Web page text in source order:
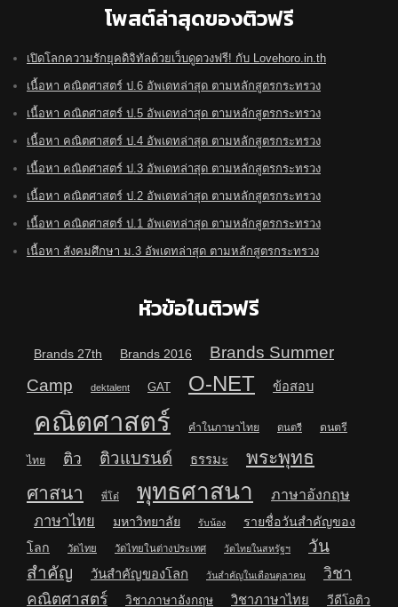
โพสต์ล่าสุดของติวฟรี
เปิดโลกความรักยุคดิจิทัลด้วยเว็บดูดวงฟรี! กับ Lovehoro.in.th
เนื้อหา คณิตศาสตร์ ป.6 อัพเดทล่าสุด ตามหลักสูตรกระทรวง
เนื้อหา คณิตศาสตร์ ป.5 อัพเดทล่าสุด ตามหลักสูตรกระทรวง
เนื้อหา คณิตศาสตร์ ป.4 อัพเดทล่าสุด ตามหลักสูตรกระทรวง
เนื้อหา คณิตศาสตร์ ป.3 อัพเดทล่าสุด ตามหลักสูตรกระทรวง
เนื้อหา คณิตศาสตร์ ป.2 อัพเดทล่าสุด ตามหลักสูตรกระทรวง
เนื้อหา คณิตศาสตร์ ป.1 อัพเดทล่าสุด ตามหลักสูตรกระทรวง
เนื้อหา สังคมศึกษา ม.3 อัพเดทล่าสุด ตามหลักสูตรกระทรวง
หัวข้อในติวฟรี
Brands 27th Brands 2016
Brands Summer
Camp
dektalent GAT O-NET ข้อสอบ
คณิตศาสตร์ คำในภาษาไทย ดนตรี ดนตรี
ไทย ติว ติวแบรนด์ ธรรมะ
พระพุทธ
ศาสนา
พี่โต๋ พุทธศาสนา ภาษาอังกฤษ
ภาษาไทย มหาวิทยาลัย รับน้อง
รายชื่อวันสำคัญของ
โลก
วัดไทย วัดไทยในต่างประเทศ วัดไทยในสหรัฐฯ
วัน
สำคัญ
วันสำคัญของโลก วันสำคัญในเดือนตุลาคม
วิชา
คณิตศาสตร์
วิชาภาษาอังกฤษ วิชาภาษาไทย วีดีโอติว